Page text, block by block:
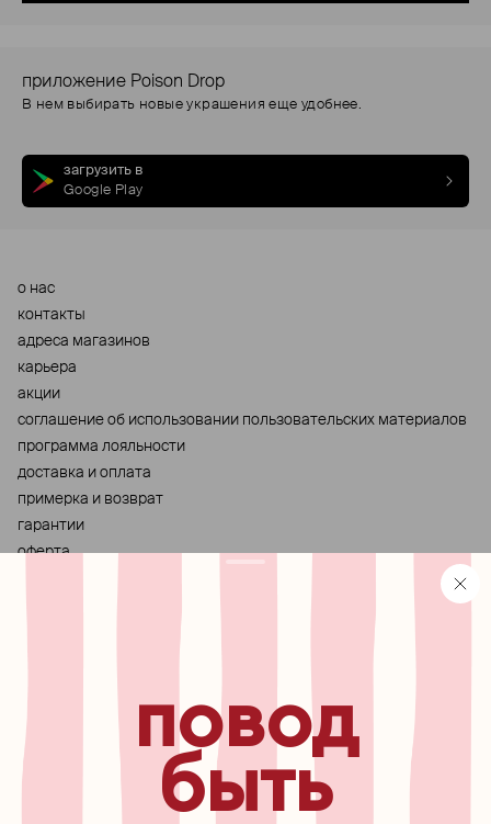
приложение Poison Drop
В нем выбирать новые украшения еще удобнее.
загрузить в
Google Play
о нас
контакты
адреса магазинов
карьера
акции
cоглашение об использовании пользовательских материалов
программа лояльности
доставка и оплата
примерка и возврат
гарантии
оферта
узнавайте первыми о
новинках, специальных
мероприятиях, скидках иповод
быть